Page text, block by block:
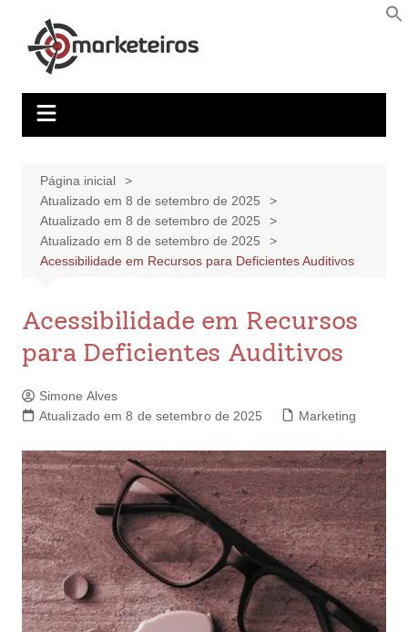
Página inicial
Atualizado em 8 de setembro de 2025
Atualizado em 8 de setembro de 2025
Atualizado em 8 de setembro de 2025
Acessibilidade em Recursos para Deficientes Auditivos
Acessibilidade em Recursos
para Deficientes Auditivos
Simone Alves
Atualizado em 8 de setembro de 2025
Marketing